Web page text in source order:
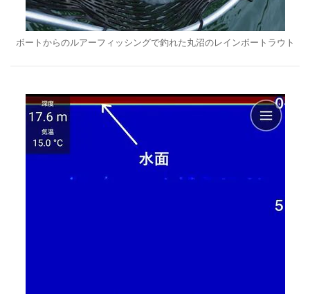
ボートからのルアーフィッシングで釣れた丸沼のレインボートラウト